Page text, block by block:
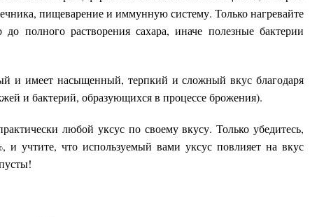
пищеварение и иммунную систему. Только нагревайте
полного растворения сахара, иначе полезные бактерии
и имеет насыщенный, терпкий и сложный вкус благодаря
и бактерий, образующихся в процессе брожения).
любой уксус по своему вкусу. Только убедитесь,
и учтите, что используемый вами уксус повлияет на вкус